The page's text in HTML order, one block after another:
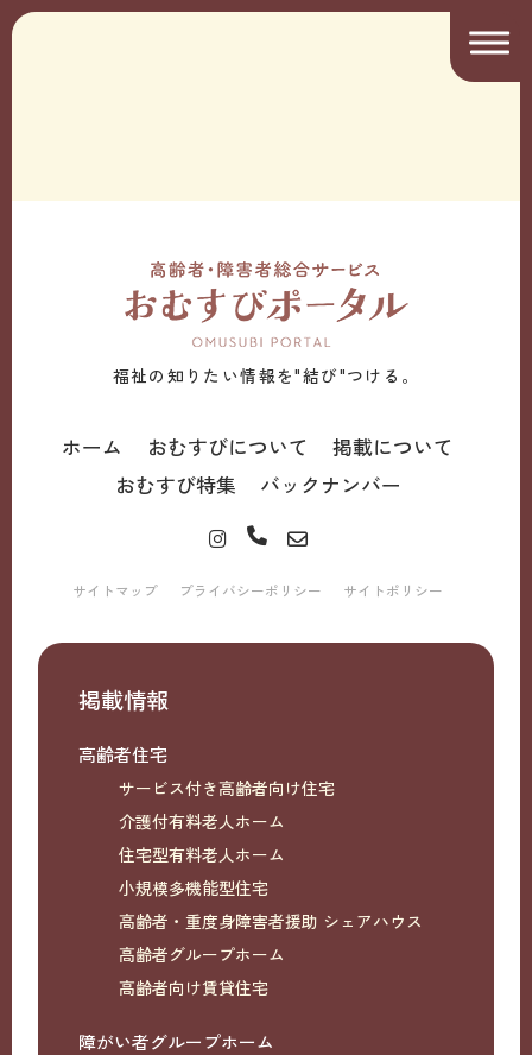
福祉の知りたい情報を"結び"つける。
ホーム おむすびについて
掲載について
おむすび特集
バックナンバー
サイトマップ プライバシーポリシー サイトポリシー
掲載情報
高齢者住宅
サービス付き高齢者向け住宅
介護付有料老人ホーム
住宅型有料老人ホーム
小規模多機能型住宅
高齢者・重度身障害者援助 シェアハウス
高齢者グループホーム
高齢者向け賃貸住宅
障がい者グループホーム